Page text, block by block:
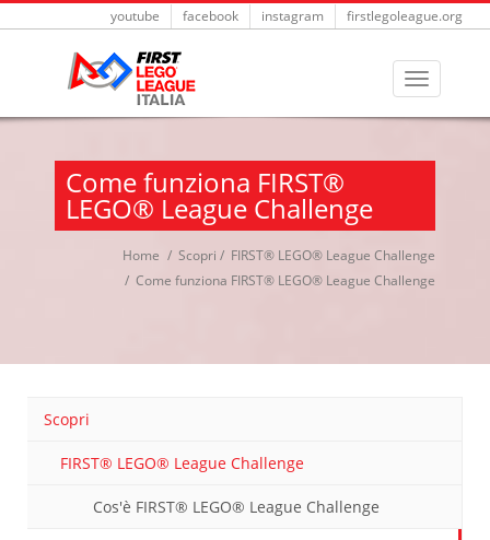
youtube facebook instagram firstlegoleague.org
Come funziona FIRST®
LEGO® League Challenge
Home Scopri
FIRST® LEGO® League Challenge
Come funziona FIRST® LEGO® League Challenge
Scopri
FIRST® LEGO® League Challenge
Cos'è FIRST® LEGO® League Challenge